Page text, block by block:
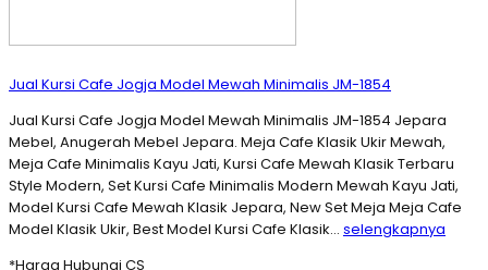
Jual Kursi Cafe Jogja Model Mewah Minimalis JM-1854
Jual Kursi Cafe Jogja Model Mewah Minimalis JM-1854 Jepara
Mebel, Anugerah Mebel Jepara. Meja Cafe Klasik Ukir Mewah,
Meja Cafe Minimalis Kayu Jati, Kursi Cafe Mewah Klasik Terbaru
Style Modern, Set Kursi Cafe Minimalis Modern Mewah Kayu Jati,
Model Kursi Cafe Mewah Klasik Jepara, New Set Meja Meja Cafe
Model Klasik Ukir, Best Model Kursi Cafe Klasik… selengkapnya
*Harga Hubungi CS